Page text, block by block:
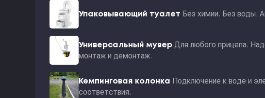
Упаковывающий туалет Без химии. Без воды.
Универсальный мувер Для любого прицепа.
монтаж и демонтаж.
Кемпинговая колонка Подключение к воде и
соответствия.